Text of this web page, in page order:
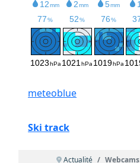
meteoblue
Ski track
Actualité Webcams